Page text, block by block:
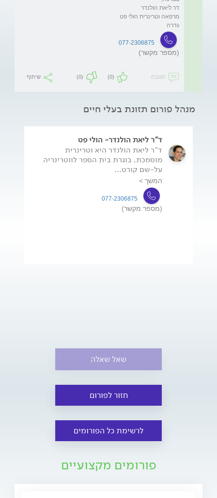
גדרה
077-2306875
(מספר מקשר)
תגובה (0)
(0) שיתוף
מנהל פורום תזונת בעלי חיים
ד"ר ליאת הולנדר- הולי פט
ד"ר ליאת הולנדר היא וטרינרית
מוסמכת, בוגרת בית הספר לווטרינריה
על-שם קורט...
המשך >
077-2306875
(מספר מקשר)
שאל שאלה
חזור לפורום
לרשימת כל הפורומים
פורומים מקצועיים